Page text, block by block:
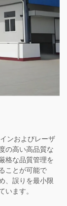
ンおよびレーザ
の高い高品質な
格な品質管理を
ことが可能で
、誤りを最小限
ます。